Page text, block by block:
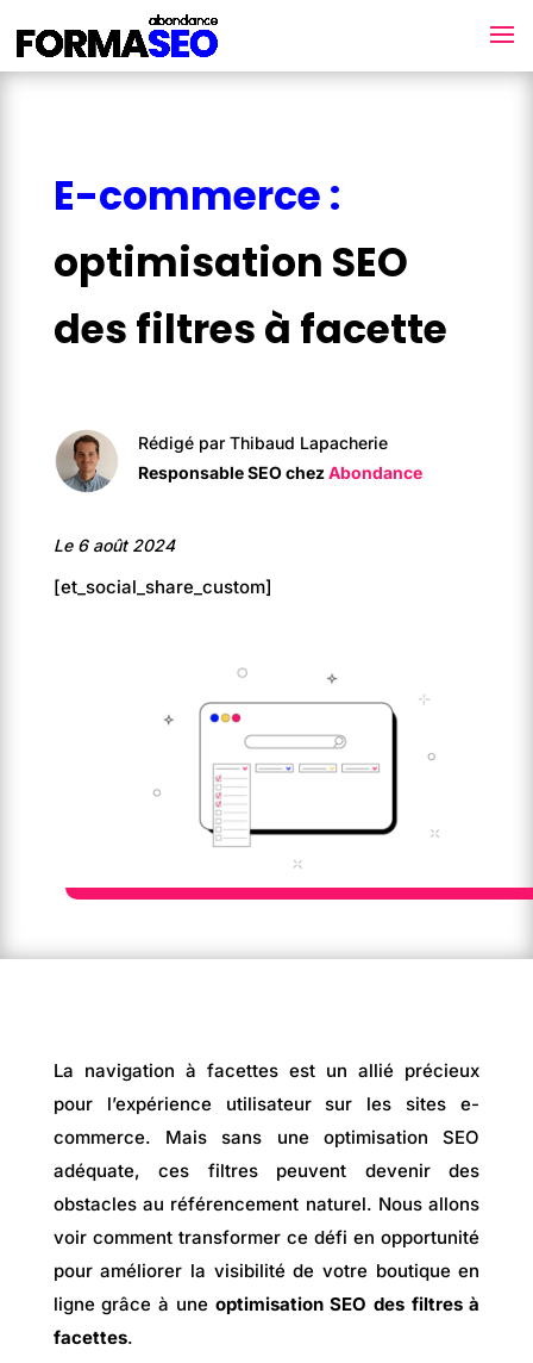
E-commerce :
optimisation SEO
des filtres à facette
Rédigé par Thibaud Lapacherie
Responsable SEO chezAbondance
Le 6 août 2024
[et_social_share_custom]
La navigation à facettes est un allié précieux
pour l’expérience utilisateur sur les sites e-
commerce. Mais sans une optimisation SEO
adéquate, ces filtres peuvent devenir des
obstacles au référencement naturel. Nous allons
voir comment transformer ce défi en opportunité
pour améliorer la visibilité de votre boutique en
ligne grâce à une optimisation SEO des filtres à
facettes.